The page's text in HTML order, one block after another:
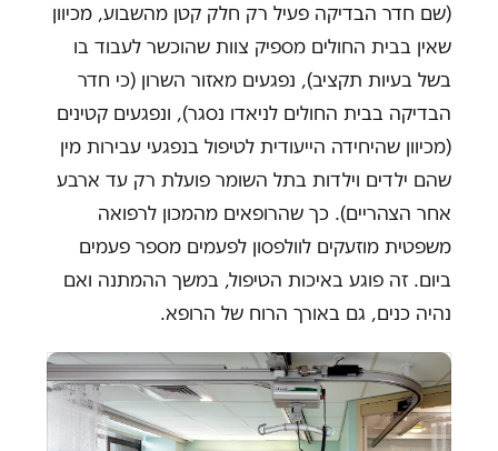
(שם חדר הבדיקה פעיל רק חלק קטן מהשבוע, מכיוון
שאין בבית החולים מספיק צוות שהוכשר לעבוד בו
בשל בעיות תקציב), נפגעים מאזור השרון (כי חדר
הבדיקה בבית החולים לניאדו נסגר), ונפגעים קטינים
(מכיוון שהיחידה הייעודית לטיפול בנפגעי עבירות מין
שהם ילדים וילדות בתל השומר פועלת רק עד ארבע
אחר הצהריים). כך שהרופאים מהמכון לרפואה
משפטית מוזעקים לוולפסון לפעמים מספר פעמים
ביום. זה פוגע באיכות הטיפול, במשך ההמתנה ואם
נהיה כנים, גם באורך הרוח של הרופא.